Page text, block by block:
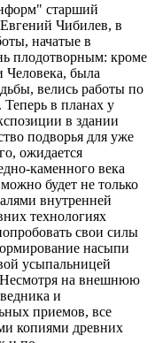
старший
Чибилев, в
начатые в
плодотворным: кроме
Человека, была
велись работы по
Теперь в планах у
в здании
подворья для уже
ожидается
каменного века
будет не только
внутренней
технологиях
свои силы
насыпи
усыпальницей
на внешнюю
и
приемов, все
копиями древних